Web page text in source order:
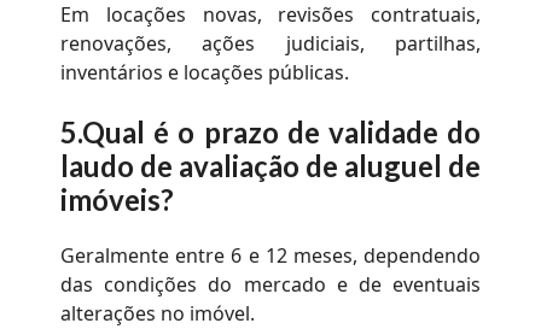
Em locações novas, revisões contratuais,
renovações, ações judiciais, partilhas,
inventários e locações públicas.
5.Qual é o prazo de validade do
laudo de avaliação de aluguel de
imóveis?
Geralmente entre 6 e 12 meses, dependendo
das condições do mercado e de eventuais
alterações no imóvel.